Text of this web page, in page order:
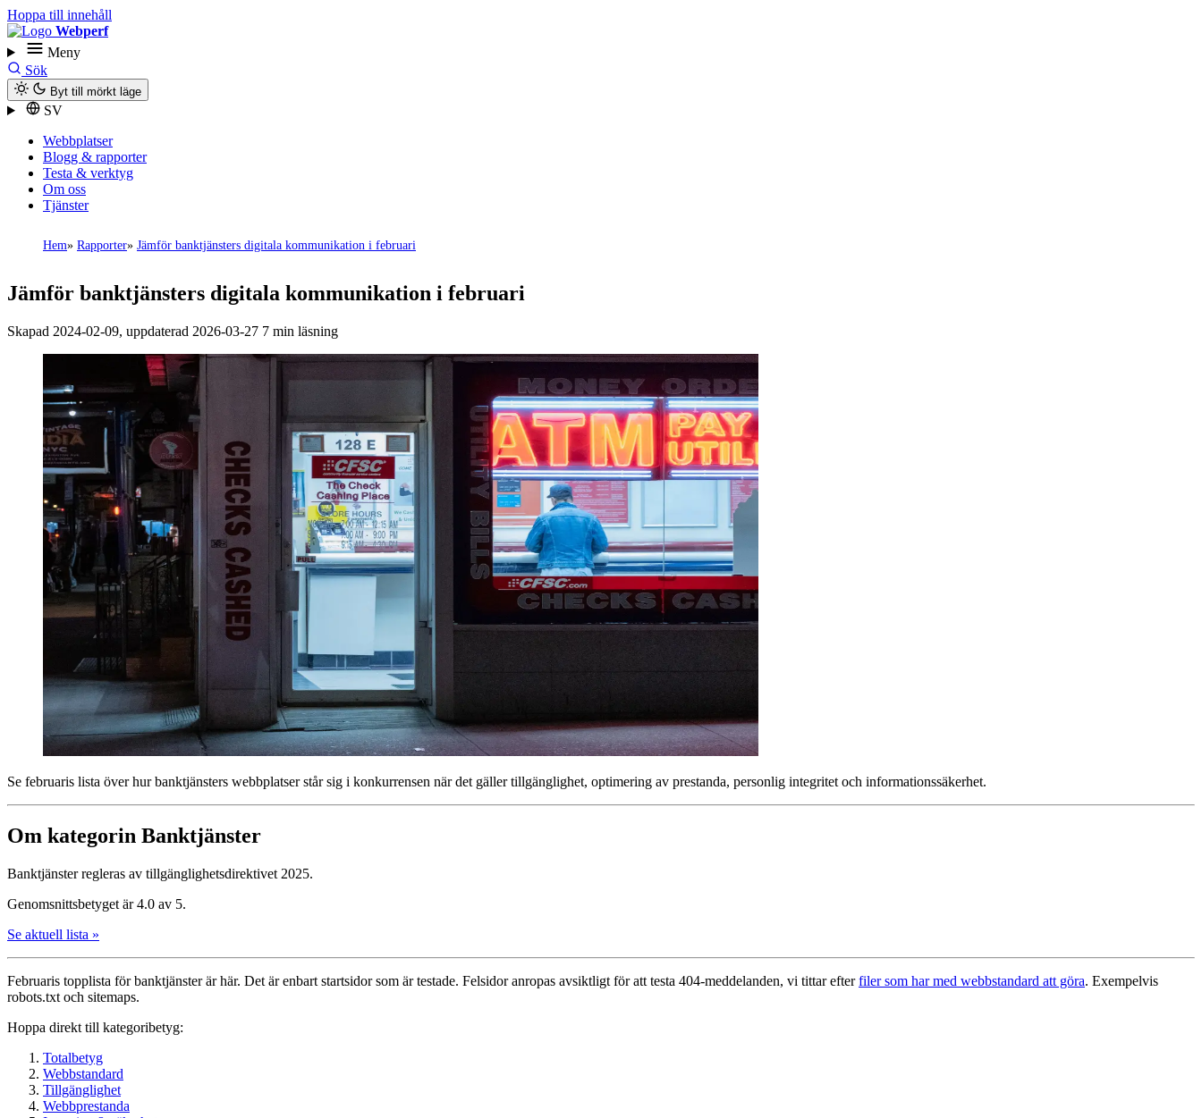
Hoppa till innehåll
Webperf
Meny
Sök
Byt till mörkt läge
SV
Webbplatser
Blogg & rapporter
Testa & verktyg
Om oss
Tjänster
Hem Rapporter Jämför bank­tjänsters digitala kommunikation i februari
Jämför bank­tjänsters digitala kommunikation i februari
Skapad 2024-02-09, uppdaterad 2026-03-27 7 min läsning
Se februaris lista över hur bank­tjänsters webbplatser står sig i konkurrensen när det gäller tillgänglighet, optimering av prestanda, personlig integritet och informationssäkerhet.
Om kategorin Banktjänster
Banktjänster regleras av tillgänglighetsdirektivet 2025.
Genomsnittsbetyget är 4.0 av 5.
Se aktuell lista »
Februaris topplista för bank­tjänster är här. Det är enbart startsidor som är testade. Felsidor anropas avsiktligt för att testa 404-meddelanden, vi tittar efterfiler som har med webbstandard att göra. Exempelvis
robots.txt och sitemaps.
Hoppa direkt till kategoribetyg:
Totalbetyg
Webbstandard
Tillgänglighet
Webbprestanda